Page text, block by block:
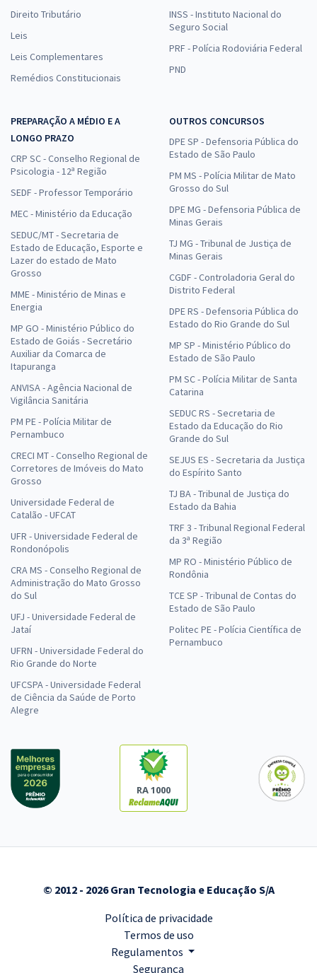
Direito Tributário
Leis
Leis Complementares
Remédios Constitucionais
INSS - Instituto Nacional do
Seguro Social
PRF - Polícia Rodoviária Federal
PND
PREPARAÇÃO A MÉDIO E A
LONGO PRAZO
CRP SC - Conselho Regional de
Psicologia - 12ª Região
SEDF - Professor Temporário
MEC - Ministério da Educação
SEDUC/MT - Secretaria de
Estado de Educação, Esporte e
Lazer do estado de Mato
Grosso
MME - Ministério de Minas e
Energia
MP GO - Ministério Público do
Estado de Goiás - Secretário
Auxiliar da Comarca de
Itapuranga
ANVISA - Agência Nacional de
Vigilância Sanitária
PM PE - Polícia Militar de
Pernambuco
CRECI MT - Conselho Regional de
Corretores de Imóveis do Mato
Grosso
Universidade Federal de
Catalão - UFCAT
UFR - Universidade Federal de
Rondonópolis
CRA MS - Conselho Regional de
Administração do Mato Grosso
do Sul
UFJ - Universidade Federal de
Jataí
UFRN - Universidade Federal do
Rio Grande do Norte
UFCSPA - Universidade Federal
de Ciência da Saúde de Porto
Alegre
OUTROS CONCURSOS
DPE SP - Defensoria Pública do
Estado de São Paulo
PM MS - Polícia Militar de Mato
Grosso do Sul
DPE MG - Defensoria Pública de
Minas Gerais
TJ MG - Tribunal de Justiça de
Minas Gerais
CGDF - Controladoria Geral do
Distrito Federal
DPE RS - Defensoria Pública do
Estado do Rio Grande do Sul
MP SP - Ministério Público do
Estado de São Paulo
PM SC - Polícia Militar de Santa
Catarina
SEDUC RS - Secretaria de
Estado da Educação do Rio
Grande do Sul
SEJUS ES - Secretaria da Justiça
do Espírito Santo
TJ BA - Tribunal de Justiça do
Estado da Bahia
TRF 3 - Tribunal Regional Federal
da 3ª Região
MP RO - Ministério Público de
Rondônia
TCE SP - Tribunal de Contas do
Estado de São Paulo
Politec PE - Polícia Científica de
Pernambuco
RA 1000
© 2012 - 2026 Gran Tecnologia e Educação S/A
Política de privacidade
Termos de uso
Regulamentos
Segurança